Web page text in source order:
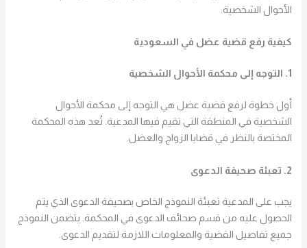
الأحوال الشخصية.
كيفية رفع قضية عضل في السعودية
1. التوجه إلى محكمة الأحوال الشخصية
أول خطوة لرفع قضية عضل هي التوجه إلى محكمة الأحوال
الشخصية في المنطقة التي تقيم فيها المدعية. تُعد هذه المحكمة
المختصة بالنظر في قضايا الزواج والعضل.
2. تعبئة صحيفة الدعوى
يجب على المدعية تعبئة النموذج الخاص بصحيفة الدعوى الذي يتم
الحصول عليه من قسم صحائف الدعوى في المحكمة. يتضمن النموذج
جميع تفاصيل القضية والمعلومات اللازمة لتقديم الدعوى.